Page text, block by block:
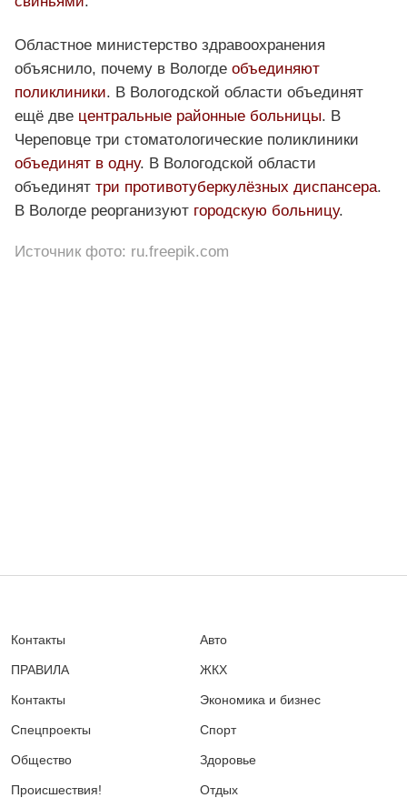
Областное министерство здравоохранения
объяснило, почему в Вологде объединяют
поликлиники. В Вологодской области объединят
ещё две центральные районные больницы. В
Череповце три стоматологические поликлиники
объединят в одну. В Вологодской области
объединят три противотуберкулёзных диспансера.
В Вологде реорганизуют городскую больницу.
Источник фото: ru.freepik.com
Контакты
ПРАВИЛА
Контакты
Спецпроекты
Общество
Происшествия!
Авто
ЖКХ
Экономика и бизнес
Спорт
Здоровье
Отдых